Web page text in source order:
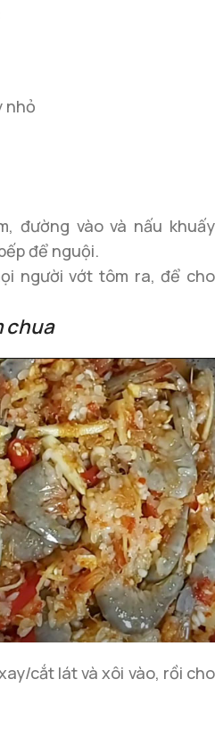
nhỏ
đường vào và nấu khuấy
để nguội.
người vớt tôm ra, để cho
chua
cắt lát và xôi vào, rồi cho